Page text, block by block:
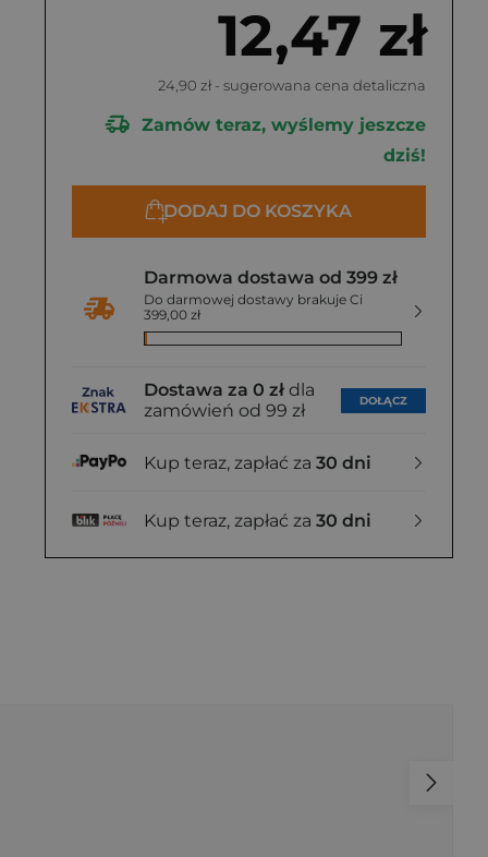
12,47 zł
24,90 zł - sugerowana cena detaliczna
Zamów teraz, wyślemy jeszcze
dziś!
DODAJ DO KOSZYKA
Darmowa dostawa od 399 zł
Do darmowej dostawy brakuje Ci
399,00 zł
Dostawa za 0 zł dla
zamówień od 99 zł
DOŁĄCZ
Kup teraz, zapłać za 30 dni
Kup teraz, zapłać za 30 dni